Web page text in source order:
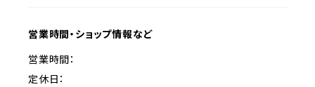
営業時間・ショップ情報など
営業時間：
定休日：